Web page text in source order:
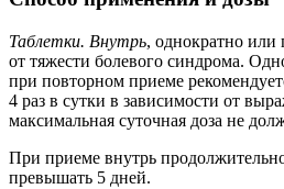
Таблетки. Внутрь, однократно или
от тяжести болевого синдрома.
при повторном приеме
4 раз в сутки в зависимости от
максимальная суточная доза не
При приеме внутрь
превышать 5 дней.